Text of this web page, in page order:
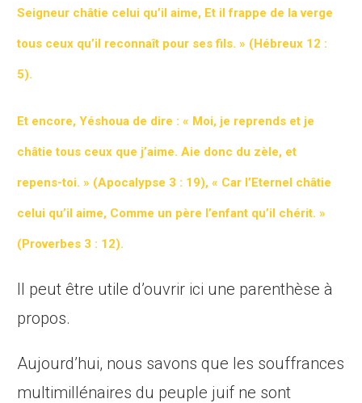
Seigneur châtie celui qu’il aime, Et il frappe de la verge
tous ceux qu’il reconnaît pour ses fils. » (Hébreux 12 :
5).
Et encore, Yéshoua de dire :« Moi, je reprends et je
châtie tous ceux que j’aime. Aie donc du zèle, et
repens-toi. » (Apocalypse 3 : 19),« Car l’Eternel châtie
celui qu’il aime, Comme un père l’enfant qu’il chérit. »
(Proverbes 3 : 12).
Il peut être utile d’ouvrir ici une parenthèse à
propos.
Aujourd’hui, nous savons que les souffrances
multimillénaires du peuple juif ne sont